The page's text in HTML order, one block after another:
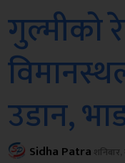
गुल्मीको
उडान,
Sidha Patra